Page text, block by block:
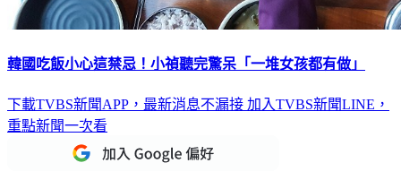
韓國吃飯小心這禁忌！小禎聽完驚呆「一堆女孩都有做」
下載TVBS新聞APP，最新消息不漏接 加入TVBS新聞LINE，
重點新聞一次看